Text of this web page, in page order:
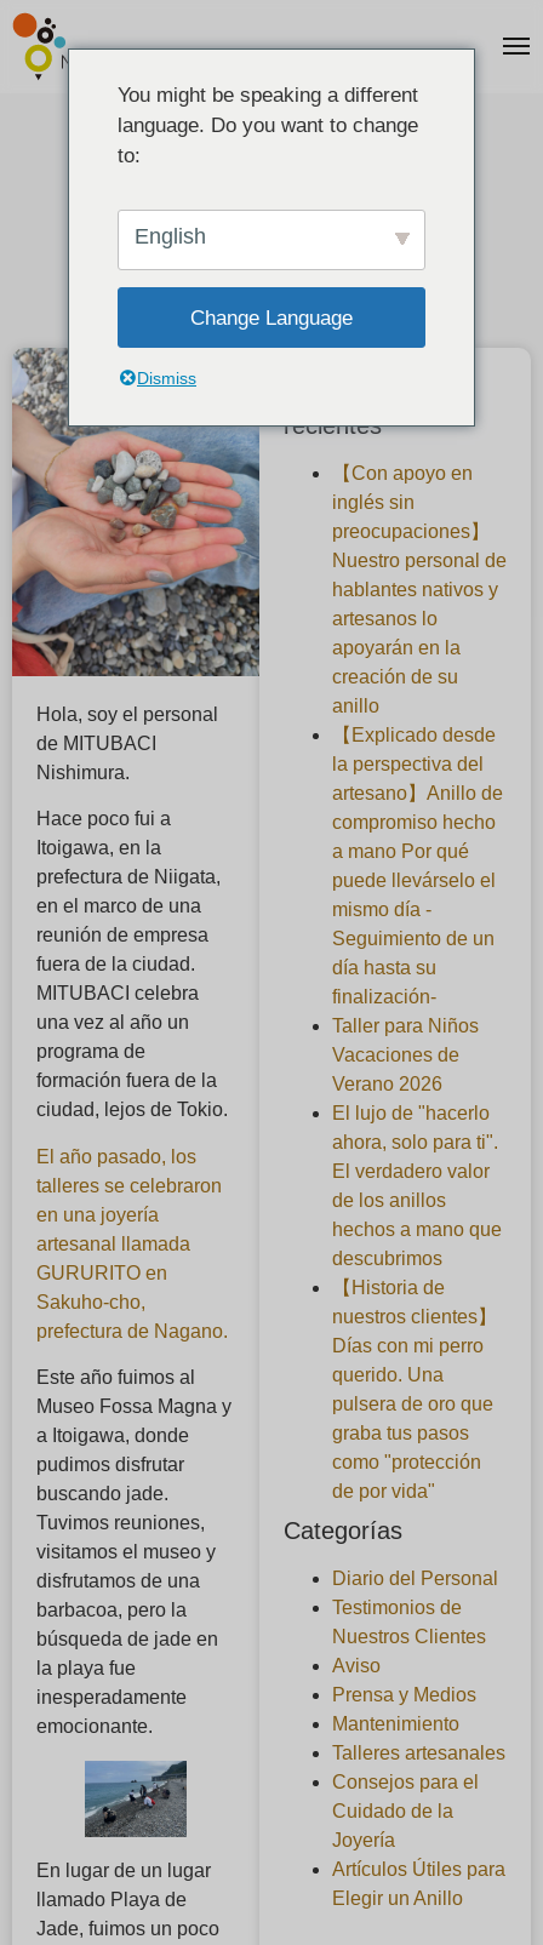
Fui a Itoigawa a buscar jade.
Hola, soy el personal
de MITUBACI
Nishimura.
Hace poco fui a
Itoigawa, en la
prefectura de Niigata,
en el marco de una
reunión de empresa
fuera de la ciudad.
MITUBACI celebra
una vez al año un
programa de
formación fuera de la
ciudad, lejos de Tokio.
El año pasado, los
talleres se celebraron
en una joyería
artesanal llamada
GURURITO en
Sakuho-cho,
prefectura de Nagano.
Este año fuimos al
Museo Fossa Magna y
a Itoigawa, donde
pudimos disfrutar
buscando jade.
Tuvimos reuniones,
visitamos el museo y
disfrutamos de una
barbacoa, pero la
búsqueda de jade en
la playa fue
inesperadamente
emocionante.
En lugar de un lugar
llamado Playa de
Jade, fuimos un poco
recientes
【Con apoyo en
inglés sin
preocupaciones】
Nuestro personal de
hablantes nativos y
artesanos lo
apoyarán en la
creación de su
anillo
【Explicado desde
la perspectiva del
artesano】Anillo de
compromiso hecho
a mano Por qué
puede llevárselo el
mismo día -
Seguimiento de un
día hasta su
finalización-
Taller para Niños
Vacaciones de
Verano 2026
El lujo de "hacerlo
ahora, solo para ti".
El verdadero valor
de los anillos
hechos a mano que
descubrimos
【Historia de
nuestros clientes】
Días con mi perro
querido. Una
pulsera de oro que
graba tus pasos
como "protección
de por vida"
Categorías
Diario del Personal
Testimonios de
Nuestros Clientes
Aviso
Prensa y Medios
Mantenimiento
Talleres artesanales
Consejos para el
Cuidado de la
Joyería
Artículos Útiles para
Elegir un Anillo
You might be speaking a different
language. Do you want to change
to:
English
Change Language
Dismiss